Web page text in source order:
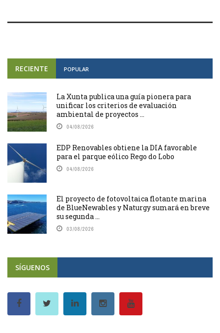
RECIENTE POPULAR
La Xunta publica una guía pionera para
unificar los criterios de evaluación
ambiental de proyectos ...
04/08/2026
EDP Renovables obtiene la DIA favorable
para el parque eólico Rego do Lobo
04/08/2026
El proyecto de fotovoltaica flotante marina
de BlueNewables y Naturgy sumará en breve
su segunda ...
03/08/2026
SÍGUENOS